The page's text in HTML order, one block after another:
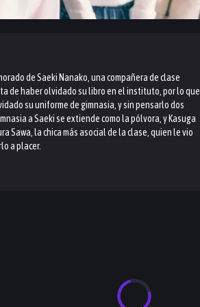
de Saeki Nanako, una compañera de clase
de haber olvidado su libro en el instituto, por lo que
su uniforme de gimnasia, y sin pensarlo dos
a Saeki se extiende como la pólvora, y Kasuga
Sawa, la chica más asocial de la clase, quien le vio
a placer.